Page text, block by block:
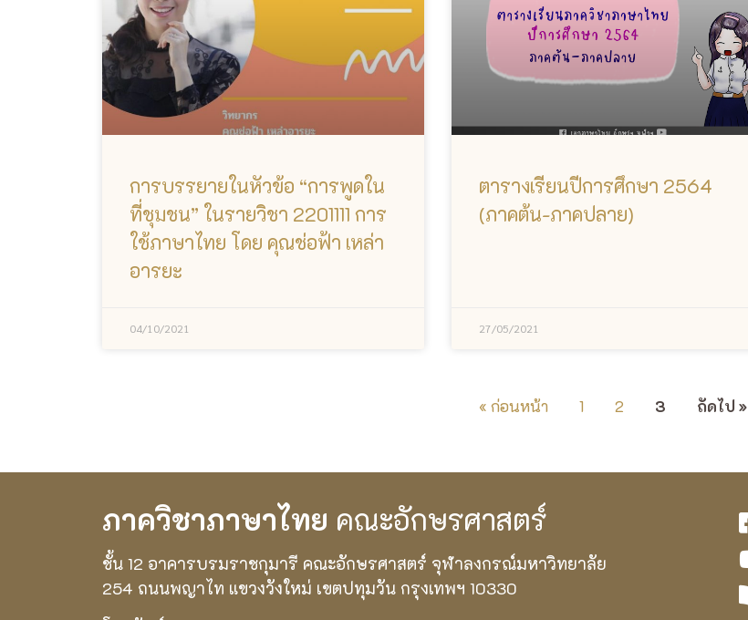
การบรรยายในหัวข้อ “การพูดใน
ที่ชุมชน” ในรายวิชา 2201111 การ
ใช้ภาษาไทย โดย คุณช่อฟ้า เหล่า
อารยะ
04/10/2021
ตารางเรียนปีการศึกษา 2564
(ภาคต้น-ภาคปลาย)
27/05/2021
« ก่อนหน้า 1 2 3 ถัดไป »
ภาควิชาภาษาไทย คณะอักษรศาสตร์
ชั้น 12 อาคารบรมราชกุมารี คณะอักษรศาสตร์ จุฬาลงกรณ์มหาวิทยาลัย
254 ถนนพญาไท แขวงวังใหม่ เขตปทุมวัน กรุงเทพฯ 10330